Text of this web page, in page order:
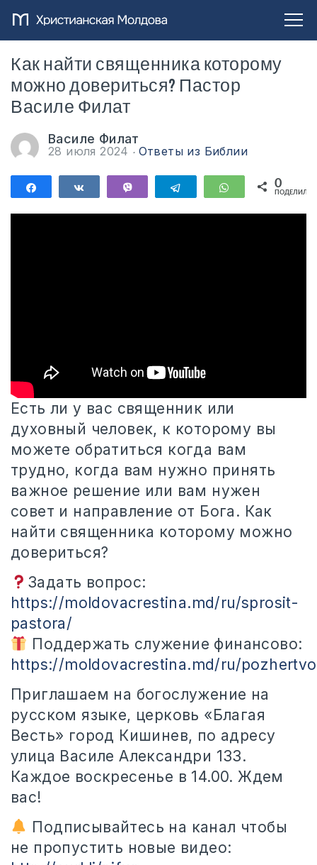
Как найти священника которому
можно довериться? Пастор
Василе Филат
Василе Филат
28 июля 2024 Ответы из Библии
ПоделитьсяПоделиться Telegram WhatsApp
0
Есть ли у вас священник или
духовный человек, к которому вы
можете обратиться когда вам
трудно, когда вам нужно принять
важное решение или вам нужен
совет и направление от Бога. Как
найти священника которому можно
довериться?
Задать вопрос:
https://moldovacrestina.md/ru/sprosit-
pastora/
Поддержать служение финансово:
https://moldovacrestina.md/ru/
Приглашаем на богослужение на
русском языке, церковь «Благая
Весть» город Кишинев, по адресу
улица Василе Александри 133.
Каждое воскресенье в 14.00. Ждем
вас!
Подписывайтесь на канал чтобы
не пропустить новые видео: